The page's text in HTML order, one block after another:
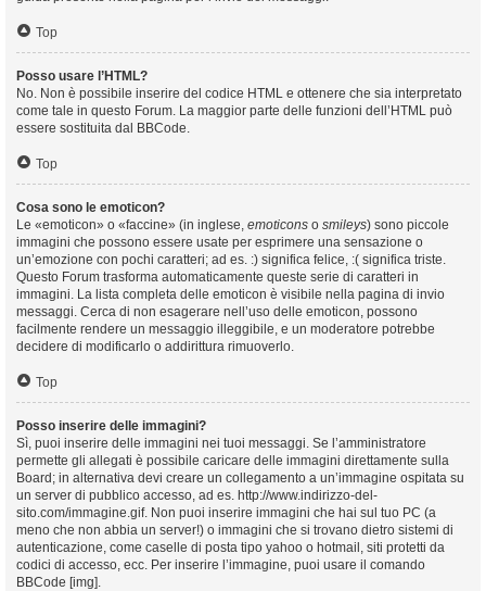
Top
Posso usare l’HTML?
No. Non è possibile inserire del codice HTML e ottenere che sia interpretato
come tale in questo Forum. La maggior parte delle funzioni dell’HTML può
essere sostituita dal BBCode.
Top
Cosa sono le emoticon?
Le «emoticon» o «faccine» (in inglese, emoticons o smileys) sono piccole
immagini che possono essere usate per esprimere una sensazione o
un’emozione con pochi caratteri; ad es. :) significa felice, :( significa triste.
Questo Forum trasforma automaticamente queste serie di caratteri in
immagini. La lista completa delle emoticon è visibile nella pagina di invio
messaggi. Cerca di non esagerare nell’uso delle emoticon, possono
facilmente rendere un messaggio illeggibile, e un moderatore potrebbe
decidere di modificarlo o addirittura rimuoverlo.
Top
Posso inserire delle immagini?
Sì, puoi inserire delle immagini nei tuoi messaggi. Se l’amministratore
permette gli allegati è possibile caricare delle immagini direttamente sulla
Board; in alternativa devi creare un collegamento a un’immagine ospitata su
un server di pubblico accesso, ad es. http://www.indirizzo-del-
sito.com/immagine.gif. Non puoi inserire immagini che hai sul tuo PC (a
meno che non abbia un server!) o immagini che si trovano dietro sistemi di
autenticazione, come caselle di posta tipo yahoo o hotmail, siti protetti da
codici di accesso, ecc. Per inserire l’immagine, puoi usare il comando
BBCode [img].